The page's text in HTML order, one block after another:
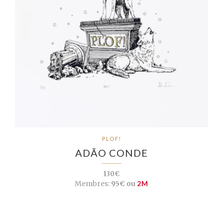
PLOF!
ADÃO CONDE
130€
Membres: 95€ ou 2M